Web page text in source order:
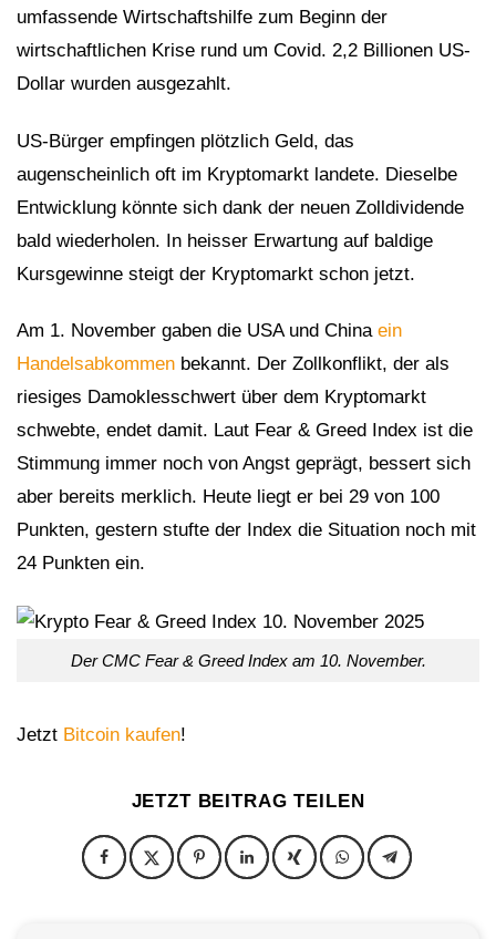
umfassende Wirtschaftshilfe zum Beginn der
wirtschaftlichen Krise rund um Covid. 2,2 Billionen US-
Dollar wurden ausgezahlt.
US-Bürger empfingen plötzlich Geld, das
augenscheinlich oft im Kryptomarkt landete. Dieselbe
Entwicklung könnte sich dank der neuen Zolldividende
bald wiederholen. In heisser Erwartung auf baldige
Kursgewinne steigt der Kryptomarkt schon jetzt.
Am 1. November gaben die USA und China ein
Handelsabkommen bekannt. Der Zollkonflikt, der als
riesiges Damoklesschwert über dem Kryptomarkt
schwebte, endet damit. Laut Fear & Greed Index ist die
Stimmung immer noch von Angst geprägt, bessert sich
aber bereits merklich. Heute liegt er bei 29 von 100
Punkten, gestern stufte der Index die Situation noch mit
24 Punkten ein.
Der CMC Fear & Greed Index am 10. November.
Jetzt Bitcoin kaufen!
JETZT BEITRAG TEILEN